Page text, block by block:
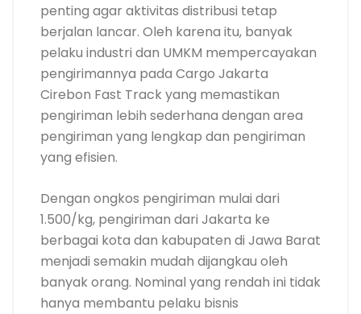
penting agar aktivitas distribusi tetap
berjalan lancar. Oleh karena itu, banyak
pelaku industri dan UMKM mempercayakan
pengirimannya pada Cargo Jakarta
Cirebon Fast Track yang memastikan
pengiriman lebih sederhana dengan area
pengiriman yang lengkap dan pengiriman
yang efisien.
Dengan ongkos pengiriman mulai dari
1.500/kg, pengiriman dari Jakarta ke
berbagai kota dan kabupaten di Jawa Barat
menjadi semakin mudah dijangkau oleh
banyak orang. Nominal yang rendah ini tidak
hanya membantu pelaku bisnis